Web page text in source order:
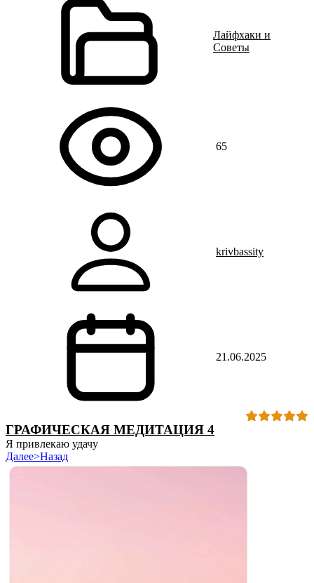
Лайфхаки и
Советы
65
krivbassity
21.06.2025
ГРАФИЧЕСКАЯ МЕДИТАЦИЯ 4
Я привлекаю удачу
Далее>Назад